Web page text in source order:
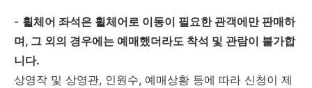
- 휠체어 좌석은 휠체어로 이동이 필요한 관객에만 판매하
며, 그 외의 경우에는 예매했더라도 착석 및 관람이 불가합
니다.
상영작 및 상영관, 인원수, 예매상황 등에 따라 신청이 제